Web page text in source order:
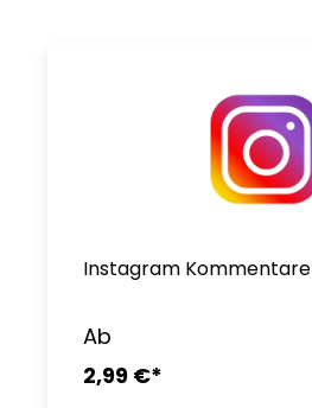
Instagram Kommentare
Ab
2,99 €*